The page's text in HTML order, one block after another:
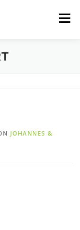
Menü
JOHANNES &